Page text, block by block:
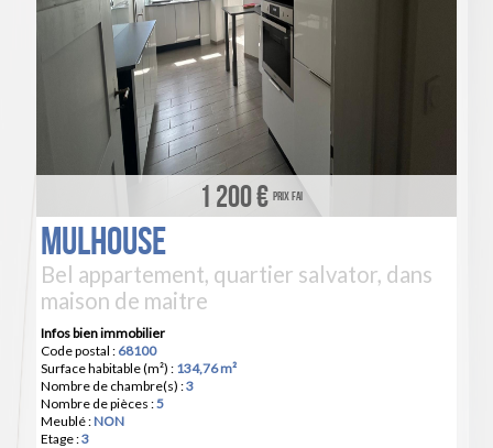
1 200 € Prix FAI
Mulhouse
Bel appartement, quartier salvator, dans
maison de maitre
Infos bien immobilier
Code postal : 68100
Surface habitable (m²) : 134,76 m²
Nombre de chambre(s) :3
Nombre de pièces :5
Meublé :NON
Etage :3